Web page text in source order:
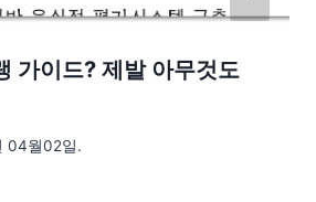
가이드? 제발 아무것도
04월02일.